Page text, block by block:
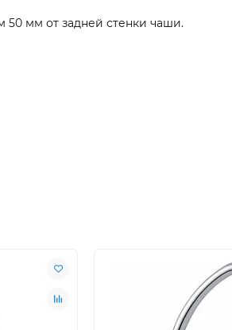
50 мм от задней стенки чаши.